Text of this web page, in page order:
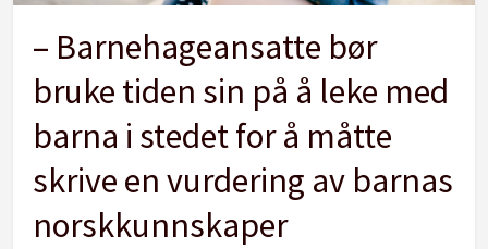
– Barnehageansatte bør
bruke tiden sin på å leke med
barna i stedet for å måtte
skrive en vurdering av barnas
norskkunnskaper